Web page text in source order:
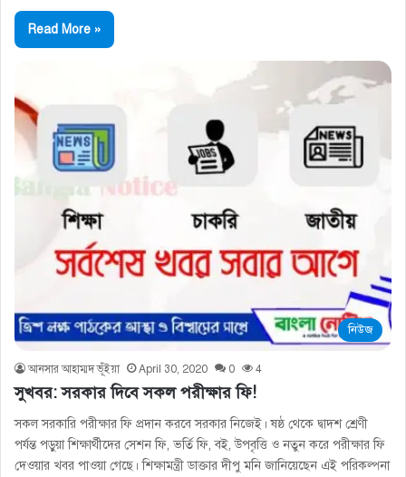
Read More »
নিউজ
আনসার আহাম্মদ ভূঁইয়া April 30, 2020 0 4
সুখবর: সরকার দিবে সকল পরীক্ষার ফি!
সকল সরকারি পরীক্ষার ফি প্রদান করবে সরকার নিজেই। ষষ্ঠ থেকে দ্বাদশ শ্রেণী
পর্যন্ত পড়ুয়া শিক্ষার্থীদের সেশন ফি, ভর্তি ফি, বই, উপবৃত্তি ও নতুন করে পরীক্ষার ফি
দেওয়ার খবর পাওয়া গেছে। শিক্ষামন্ত্রী ডাক্তার দীপু মনি জানিয়েছেন এই পরিকল্পনা